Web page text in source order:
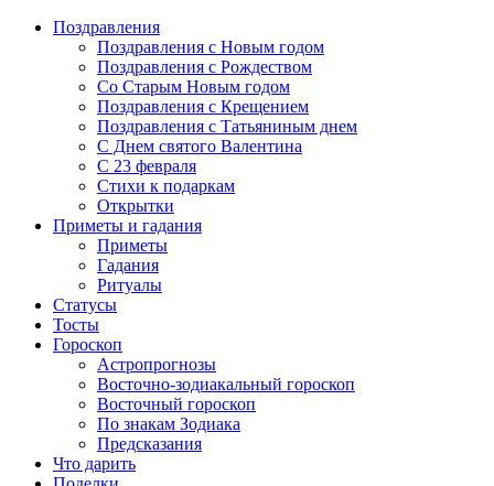
Поздравления
Поздравления с Новым годом
Поздравления с Рождеством
Со Старым Новым годом
Поздравления с Крещением
Поздравления с Татьяниным днем
С Днем святого Валентина
C 23 февраля
Стихи к подаркам
Открытки
Приметы и гадания
Приметы
Гадания
Ритуалы
Статусы
Тосты
Гороскоп
Астропрогнозы
Восточно-зодиакальный гороскоп
Восточный гороскоп
По знакам Зодиака
Предсказания
Что дарить